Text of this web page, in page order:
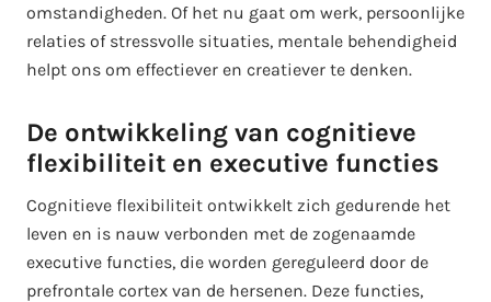
omstandigheden. Of het nu gaat om werk, persoonlijke
relaties of stressvolle situaties, mentale behendigheid
helpt ons om effectiever en creatiever te denken.
De ontwikkeling van cognitieve
flexibiliteit en executive functies
Cognitieve flexibiliteit ontwikkelt zich gedurende het
leven en is nauw verbonden met de zogenaamde
executive functies, die worden gereguleerd door de
prefrontale cortex van de hersenen. Deze functies,